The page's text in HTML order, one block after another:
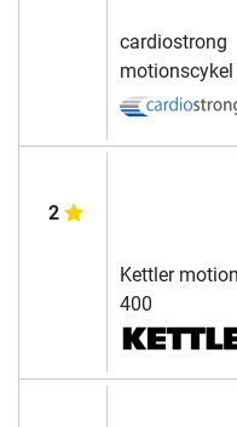
cardiostrong
motionscykel
2
Kettler
400